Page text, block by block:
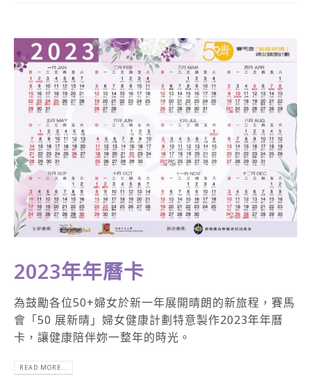
2023年年曆卡
為鼓勵各位50+婦女於新一年展開晴朗的新旅程，賽馬
會「50 展新晴」婦女健康計劃特意製作2023年年曆
卡，讓健康陪伴妳一整年的時光。
READ MORE...